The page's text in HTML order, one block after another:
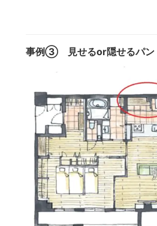
事例③ 見せるor隠せるパン